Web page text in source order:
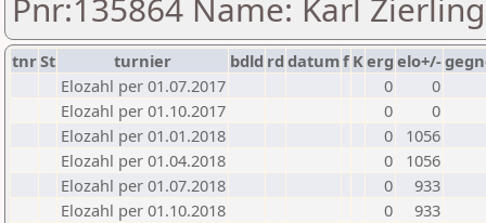
Pnr:135864 Name: Karl
tnrSt turnier bdld rd datumf Kerg elo+/-
Elozahl per 01.07.2017
0
0
Elozahl per 01.10.2017
0
0
Elozahl per 01.01.2018
0
1056
Elozahl per 01.04.2018
0
1056
Elozahl per 01.07.2018
0
933
Elozahl per 01.10.2018
0
933